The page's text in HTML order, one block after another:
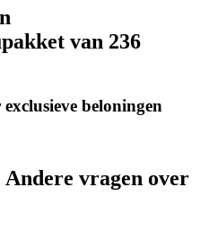
trading commissies
van 236
beloningen
vragen over